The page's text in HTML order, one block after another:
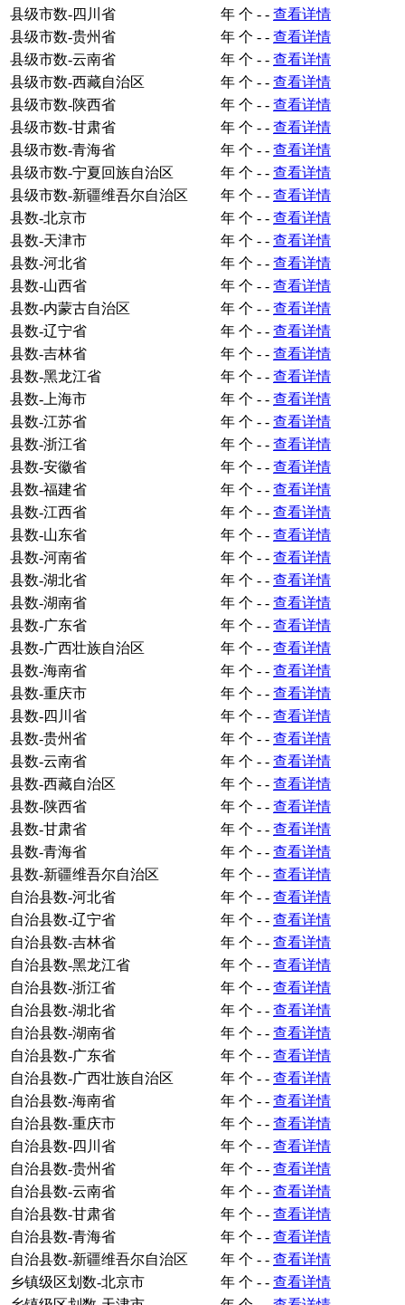
县级市数-四川省
年 个 - - 查看详情
县级市数-贵州省
年 个 - - 查看详情
县级市数-云南省
年 个 - - 查看详情
县级市数-西藏自治区
年 个 - - 查看详情
县级市数-陕西省
年 个 - - 查看详情
县级市数-甘肃省
年 个 - - 查看详情
县级市数-青海省
年 个 - - 查看详情
县级市数-宁夏回族自治区
年 个 - - 查看详情
县级市数-新疆维吾尔自治区
年 个 - - 查看详情
县数-北京市
年 个 - - 查看详情
县数-天津市
年 个 - - 查看详情
县数-河北省
年 个 - - 查看详情
县数-山西省
年 个 - - 查看详情
县数-内蒙古自治区
年 个 - - 查看详情
县数-辽宁省
年 个 - - 查看详情
县数-吉林省
年 个 - - 查看详情
县数-黑龙江省
年 个 - - 查看详情
县数-上海市
年 个 - - 查看详情
县数-江苏省
年 个 - - 查看详情
县数-浙江省
年 个 - - 查看详情
县数-安徽省
年 个 - - 查看详情
县数-福建省
年 个 - - 查看详情
县数-江西省
年 个 - - 查看详情
县数-山东省
年 个 - - 查看详情
县数-河南省
年 个 - - 查看详情
县数-湖北省
年 个 - - 查看详情
县数-湖南省
年 个 - - 查看详情
县数-广东省
年 个 - - 查看详情
县数-广西壮族自治区
年 个 - - 查看详情
县数-海南省
年 个 - - 查看详情
县数-重庆市
年 个 - - 查看详情
县数-四川省
年 个 - - 查看详情
县数-贵州省
年 个 - - 查看详情
县数-云南省
年 个 - - 查看详情
县数-西藏自治区
年 个 - - 查看详情
县数-陕西省
年 个 - - 查看详情
县数-甘肃省
年 个 - - 查看详情
县数-青海省
年 个 - - 查看详情
县数-新疆维吾尔自治区
年 个 - - 查看详情
自治县数-河北省
年 个 - - 查看详情
自治县数-辽宁省
年 个 - - 查看详情
自治县数-吉林省
年 个 - - 查看详情
自治县数-黑龙江省
年 个 - - 查看详情
自治县数-浙江省
年 个 - - 查看详情
自治县数-湖北省
年 个 - - 查看详情
自治县数-湖南省
年 个 - - 查看详情
自治县数-广东省
年 个 - - 查看详情
自治县数-广西壮族自治区
年 个 - - 查看详情
自治县数-海南省
年 个 - - 查看详情
自治县数-重庆市
年 个 - - 查看详情
自治县数-四川省
年 个 - - 查看详情
自治县数-贵州省
年 个 - - 查看详情
自治县数-云南省
年 个 - - 查看详情
自治县数-甘肃省
年 个 - - 查看详情
自治县数-青海省
年 个 - - 查看详情
自治县数-新疆维吾尔自治区
年 个 - - 查看详情
乡镇级区划数-北京市
年 个 - - 查看详情